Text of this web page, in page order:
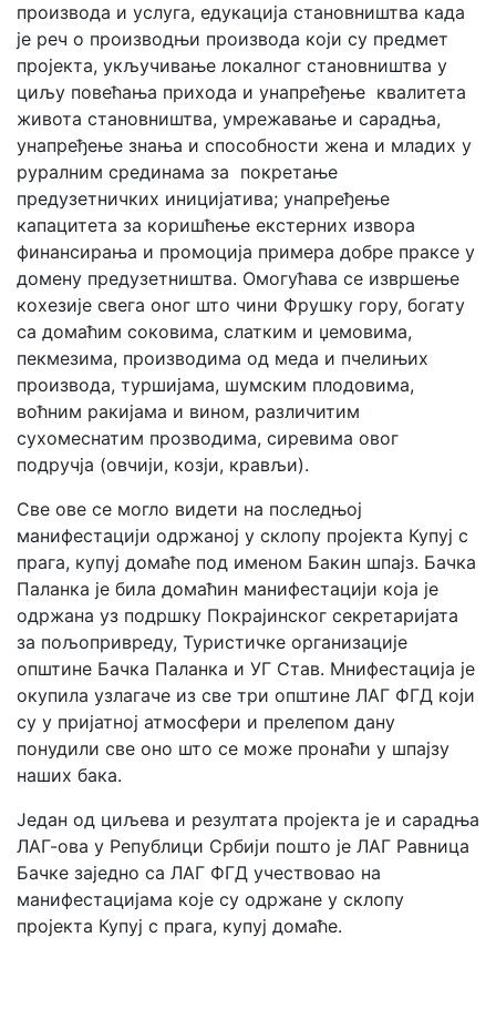
производа и услуга, едукација становништва када
је реч о производњи производа који су предмет
пројекта, укључивање локалног становништва у
циљу повећања прихода и унапређење квалитета
живота становништва, умрежавање и сарадња,
унапређење знања и способности жена и младих у
руралним срединама за покретање
предузетничких иницијатива; унапређење
капацитета за коришћење екстерних извора
финансирања и промоција примера добре праксе у
домену предузетништва. Омогућава се извршење
кохезије свега оног што чини Фрушку гору, богату
са домаћим соковима, слатким и џемовима,
пекмезима, производима од меда и пчелињих
производа, туршијама, шумским плодовима,
воћним ракијама и вином, различитим
сухомеснатим прозводима, сиревима овог
подручја (овчији, козји, крављи).
Све ове се могло видети на последњој
манифестацији одржаној у склопу пројекта Купуј с
прага, купуј домаће под именом Бакин шпајз. Бачка
Паланка је била домаћин манифестацији која је
одржана уз подршку Покрајинског секретаријата
за пољопривреду, Туристичке организације
општине Бачка Паланка и УГ Став. Мнифестација је
окупила узлагаче из све три општине ЛАГ ФГД који
су у пријатној атмосфери и прелепом дану
понудили све оно што се може пронаћи у шпајзу
наших бака.
Један од циљева и резултата пројекта је и сарадња
ЛАГ-ова у Републици Србији пошто је ЛАГ Равница
Бачке заједно са ЛАГ ФГД учествовао на
манифестацијама које су одржане у склопу
пројекта Купуј с прага, купуј домаће.